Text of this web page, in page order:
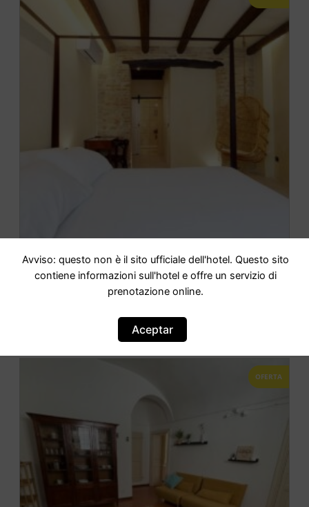
CASA OCRA
OFERTA
Avviso: questo non è il sito ufficiale dell'hotel. Questo sito
contiene informazioni sull'hotel e offre un servizio di
prenotazione online.
Aceptar